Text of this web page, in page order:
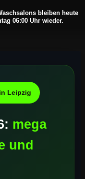
Leipzig
mega
und
bleiben heute
06:00 Uhr wieder.